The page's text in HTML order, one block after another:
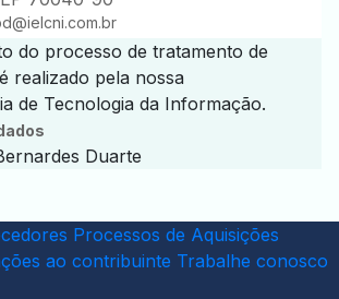
do processo de tratamento de
realizado pela nossa
de Tecnologia da Informação.
Duarte
Processos de Aquisições
ao contribuinte Trabalhe conosco